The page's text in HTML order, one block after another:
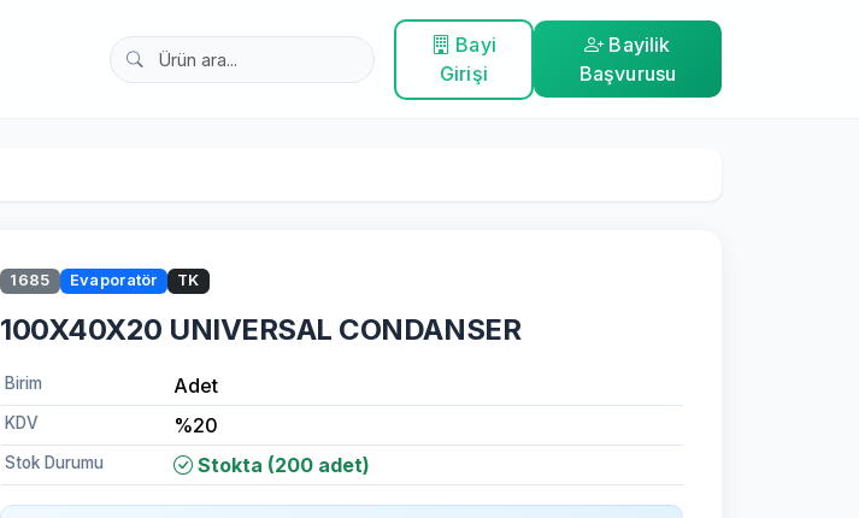
Bayi
Girişi
Bayilik
Başvurusu
1685 Evaporatör TK
100X40X20 UNIVERSAL CONDANSER
Birim Adet
KDV %20
Stok Durumu Stokta (200 adet)